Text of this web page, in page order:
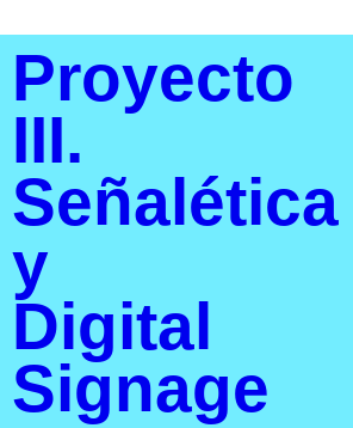
Proyecto
III.
Señalética
y
Digital
Signage